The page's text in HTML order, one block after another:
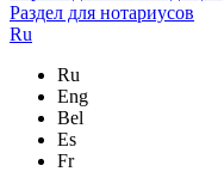
Раздел для нотариусов
Ru
Ru
Eng
Bel
Es
Fr